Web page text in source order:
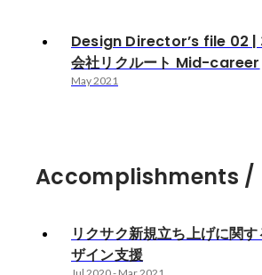
Design Director’s file 02 |
会社リクルート Mid-career
May 2021
Accomplishments /
リクサク新規立ち上げに関
ザイン支援